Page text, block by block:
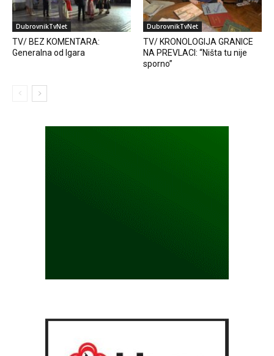
DubrovnikTvNet
TV/ BEZ KOMENTARA:
Generalna od Igara
DubrovnikTvNet
TV/ KRONOLOGIJA GRANICE
NA PREVLACI: “Ništa tu nije
sporno”